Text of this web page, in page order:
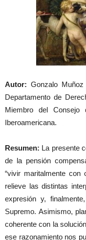
Autor: Gonzalo
Departamento de
Miembro del Consejo
Iberoamericana.
Resumen: La presente
de la pensión
“vivir maritalmente con
relieve las distintas
expresión y,
Supremo. Asimismo,
coherente con la
ese razonamiento nos